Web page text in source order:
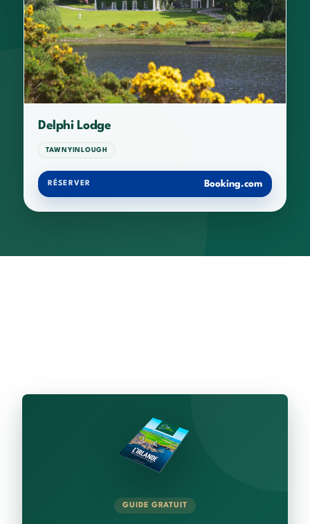
Delphi Lodge
TAWNYINLOUGH
RÉSERVER Booking.com
GUIDE GRATUIT